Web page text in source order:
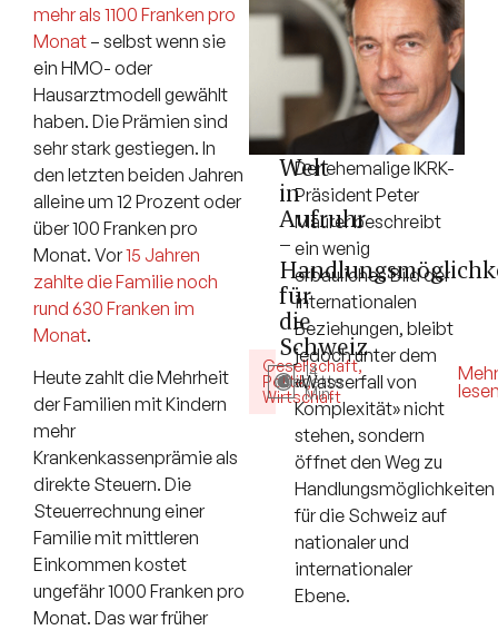
mehr als 1100 Franken pro
Monat – selbst wenn sie
ein HMO- oder
Hausarztmodell gewählt
haben. Die Prämien sind
sehr stark gestiegen. In
den letzten beiden Jahren
alleine um 12 Prozent oder
über 100 Franken pro
Monat. Vor15 Jahren
zahlte die Familie noch
rund 630 Franken im
Monat.
Heute zahlt die Mehrheit
der Familien mit Kindern
mehr
Krankenkassenprämie als
direkte Steuern. Die
Steuerrechnung einer
Familie mit mittleren
Einkommen kostet
ungefähr 1000 Franken pro
Monat. Das war früher
Gesellschaft,
Politik,
Wirtschaft
Debatte
14
Min.
Welt
in
Aufruhr
–
für
die
Schweiz
Der ehemalige IKRK-
Präsident Peter
Maurer beschreibt
ein wenig
erbauliches Bild der
internationalen
Beziehungen, bleibt
jedoch unter dem
«Wasserfall von
Komplexität» nicht
stehen, sondern
öffnet den Weg zu
Handlungsmöglichkeiten
für die Schweiz auf
nationaler und
internationaler
Ebene.